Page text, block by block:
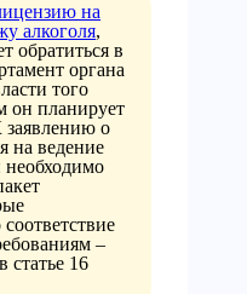
на
алкоголя,
обратиться в
органа
того
он планирует
заявлению о
на ведение
необходимо
–
статье 16